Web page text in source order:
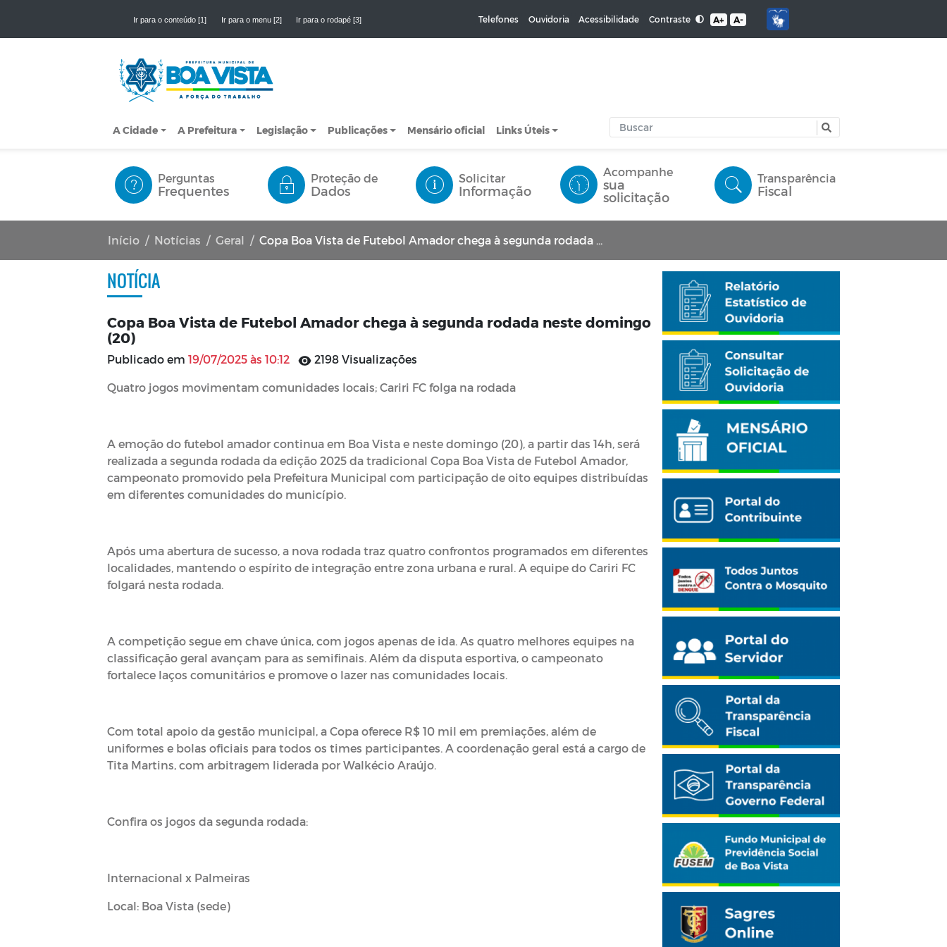
Ir para o conteúdo [1] Ir para o menu [2] Ir para o rodapé [3] Telefones Ouvidoria Acessibilidade Contraste A+ A-
A Cidade A Prefeitura Legislação Publicações Mensário oficial Links Úteis
Perguntas
Frequentes
Proteção de
Dados
Solicitar
Informação
Acompanhe
sua
solicitação
Transparência
Fiscal
Início Notícias Geral Copa Boa Vista de Futebol Amador chega à segunda rodada neste domingo (20)
NOTÍCIA
Copa Boa Vista de Futebol Amador chega à segunda rodada neste domingo
(20)
Publicado em 19/07/2025 às 10:12 2198 Visualizações
Quatro jogos movimentam comunidades locais; Cariri FC folga na rodada
A emoção do futebol amador continua em Boa Vista e neste domingo (20), a partir das 14h, será
realizada a segunda rodada da edição 2025 da tradicional Copa Boa Vista de Futebol Amador,
campeonato promovido pela Prefeitura Municipal com participação de oito equipes distribuídas
em diferentes comunidades do município.
Após uma abertura de sucesso, a nova rodada traz quatro confrontos programados em diferentes
localidades, mantendo o espírito de integração entre zona urbana e rural. A equipe do Cariri FC
folgará nesta rodada.
A competição segue em chave única, com jogos apenas de ida. As quatro melhores equipes na
classificação geral avançam para as semifinais. Além da disputa esportiva, o campeonato
fortalece laços comunitários e promove o lazer nas comunidades locais.
Com total apoio da gestão municipal, a Copa oferece R$ 10 mil em premiações, além de
uniformes e bolas oficiais para todos os times participantes. A coordenação geral está a cargo de
Tita Martins, com arbitragem liderada por Walkécio Araújo.
Confira os jogos da segunda rodada:
Internacional x Palmeiras
Local: Boa Vista (sede)